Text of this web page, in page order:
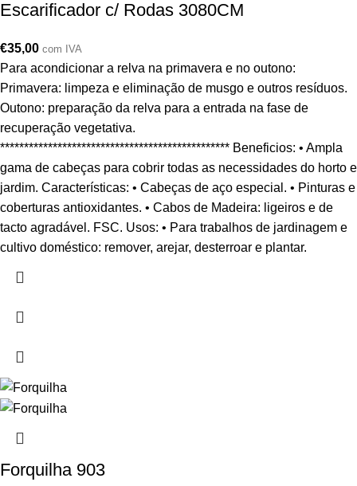
Escarificador c/ Rodas 3080CM
€35,00 com IVA
Para acondicionar a relva na primavera e no outono:
Primavera: limpeza e eliminação de musgo e outros resíduos.
Outono: preparação da relva para a entrada na fase de
recuperação vegetativa.
************************************************ Beneficios: • Ampla
gama de cabeças para cobrir todas as necessidades do horto e
jardim. Características: • Cabeças de aço especial. • Pinturas e
coberturas antioxidantes. • Cabos de Madeira: ligeiros e de
tacto agradável. FSC. Usos: • Para trabalhos de jardinagem e
cultivo doméstico: remover, arejar, desterroar e plantar.
Forquilha 903